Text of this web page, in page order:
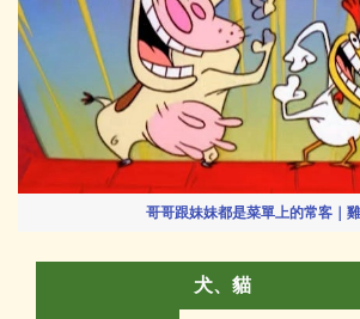
哥哥跟妹妹都是菜單上的常客｜
犬、貓